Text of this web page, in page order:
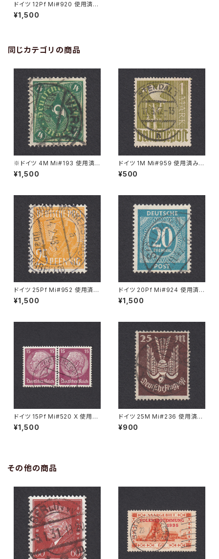
ドイツ 12Pf Mi#920 使用済み
切手｜SÜDERLÜGUM 28.1.1
947
¥1,500
同じカテゴリの商品
※ドイツ 4M Mi#193 使用済
み切手｜VARREL 30.11.1922
¥1,500
ドイツ 1M Mi#959 使用済み切
手｜STENDAL 11.8.1947
¥500
ドイツ 25Pf Mi#952 使用済み
切手｜MERKERSHAUSEN 14.
2.1948
¥1,500
ドイツ 20Pf Mi#924 使用済み
切手｜SIGLINGEN 7.11.1947
¥1,500
ドイツ 15Pf Mi#520 X 使用済
み切手｜PÖSSNECK 22.9.19
36
¥1,500
ドイツ 25M Mi#236 使用済み
切手｜BRESLAU 8.6.1923
¥900
その他の商品